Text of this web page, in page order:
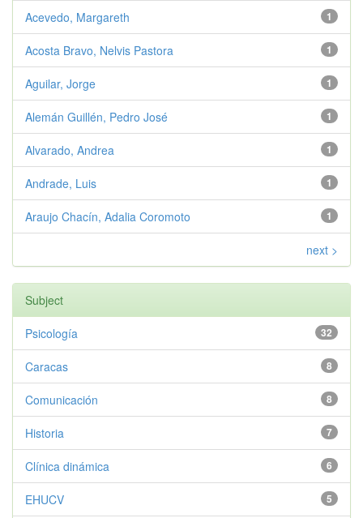
1
Acevedo, Margareth
1
Acosta Bravo, Nelvis Pastora
1
Aguilar, Jorge
1
Alemán Guillén, Pedro José
1
Alvarado, Andrea
1
Andrade, Luis
1
Araujo Chacín, Adalia Coromoto
next >
Subject
32
Psicología
8
Caracas
8
Comunicación
7
Historia
6
Clínica dinámica
5
EHUCV